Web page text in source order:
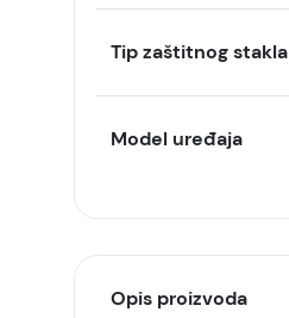
Tip zaštitnog stakla
Model uređaja
Opis proizvoda